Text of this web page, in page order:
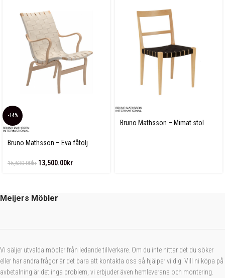
-14%
Bruno Mathsson – Eva fåtölj
15,630.00kr 13,500.00kr
Bruno Mathsson – Mimat stol
Meijers Möbler
Vi säljer utvalda möbler från ledande tillverkare. Om du inte hittar det du söker
eller har andra frågor är det bara att kontakta oss så hjälper vi dig. Vill ni köpa på
avbetalning är det inga problem, vi erbjuder även hemleverans och montering.